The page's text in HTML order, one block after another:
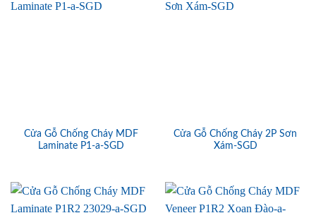
Cửa Gỗ Chống Cháy MDF
Laminate P1-a-SGD
Cửa Gỗ Chống Cháy 2P Sơn
Xám-SGD